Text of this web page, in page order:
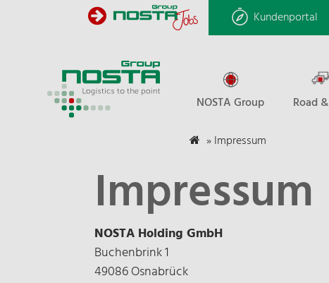
Kundenportal
NOSTA Group Road
»Impressum
Impressum
NOSTA Holding GmbH
Buchenbrink 1
49086 Osnabrück